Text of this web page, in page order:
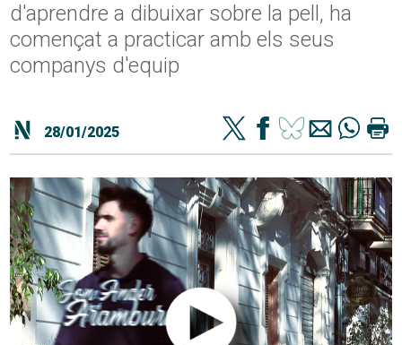
d'aprendre a dibuixar sobre la pell, ha
començat a practicar amb els seus
companys d'equip
28/01/2025